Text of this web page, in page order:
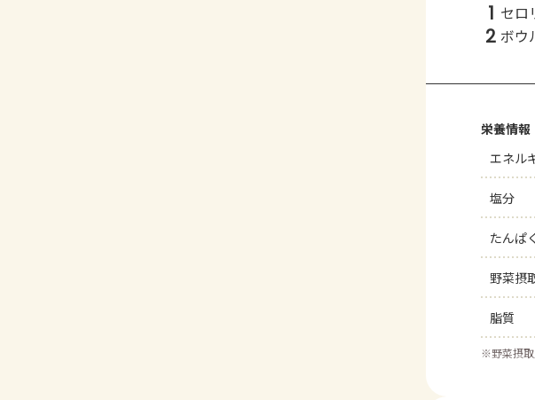
1 セロ
2 ボウ
栄養情報
エネル
塩分
たんぱ
野菜摂
脂質
※野菜摂